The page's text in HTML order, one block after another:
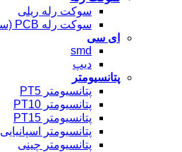
سوکت رله ریلی
سوکت رله PCB (سوزنی)
ای سی
smd
دیپ
پتانسیومتر
پتانسیومتر PT5
پتانسیومتر PT10
پتانسیومتر PT15
پتانسیومتر اسپانیایی
پتانسیومتر چینی